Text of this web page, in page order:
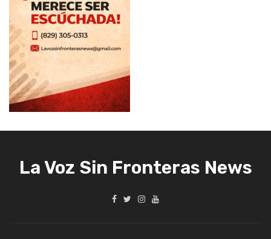
La Voz Sin Fronteras News